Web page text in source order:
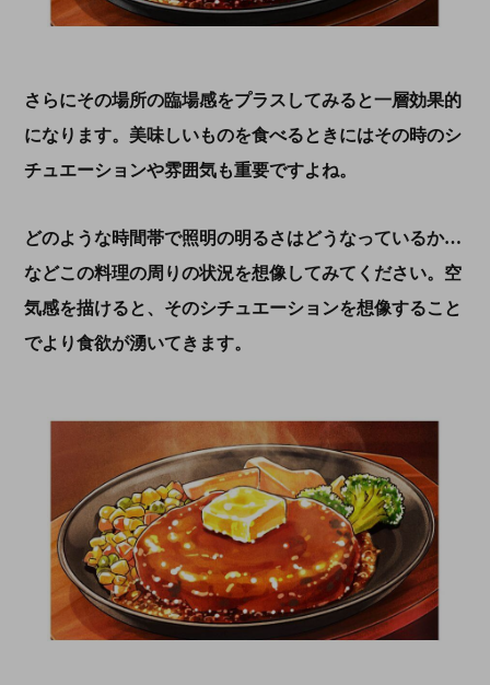
さらにその場所の臨場感をプラスしてみると一層効果的
になります。美味しいものを食べるときにはその時のシ
チュエーションや雰囲気も重要ですよね。
どのような時間帯で照明の明るさはどうなっているか…
などこの料理の周りの状況を想像してみてください。空
気感を描けると、そのシチュエーションを想像すること
でより食欲が湧いてきます。